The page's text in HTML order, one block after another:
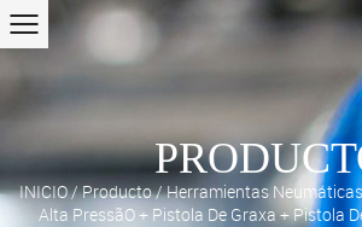
INICIO/Producto/Herramientas Neumáticas
Alta PressãO + Pistola De Graxa + Pistola